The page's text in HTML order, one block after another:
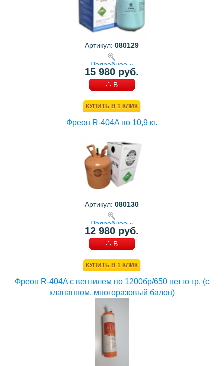
Артикул: 080129
Подробнее »
15 980 руб.
В
КУПИТЬ В 1 КЛИК
Фреон R-404A по 10,9 кг.
Артикул: 080130
Подробнее »
12 980 руб.
В
КУПИТЬ В 1 КЛИК
Фреон R-404A с вентилем по 1200бр/650 нетто гр. (с
клапанном, многоразовый балон)